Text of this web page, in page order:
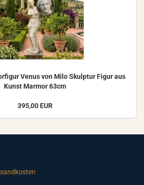
Venus von Milo Skulp­tur Figur aus
Kunst Mar­mor 63cm
395,00 EUR